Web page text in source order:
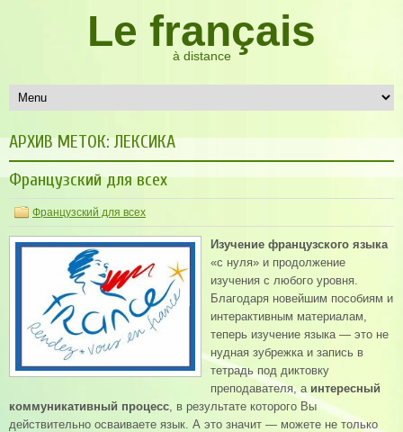
Le français
à distance
АРХИВ МЕТОК:ЛЕКСИКА
Французский для всех
Французский для всех
Изучение французского языка
«с нуля» и продолжение
изучения с любого уровня.
Благодаря новейшим пособиям и
интерактивным материалам,
теперь изучение языка — это не
нудная зубрежка и запись в
тетрадь под диктовку
преподавателя, а интересный
коммуникативный процесс, в результате которого Вы
действительно осваиваете язык. А это значит — можете не только